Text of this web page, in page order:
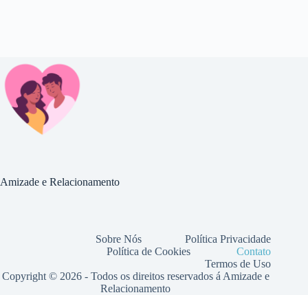
Amizade e Relacionamento
Sobre Nós
Política Privacidade
Política de Cookies
Contato
Termos de Uso
Copyright © 2026 - Todos os direitos reservados á Amizade e
Relacionamento